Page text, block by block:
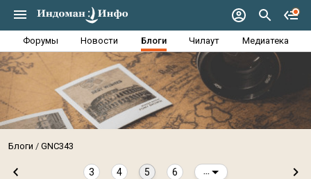
Форумы Новости Блоги Чилаут Медиатека
Блоги GNC343
3 4 5 6